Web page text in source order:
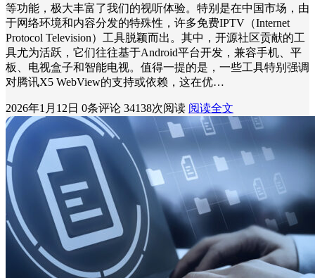
等功能，极大丰富了我们的视听体验。特别是在中国市场，由
于网络环境和内容分发的特殊性，许多免费IPTV（Internet
Protocol Television）工具脱颖而出。其中，开源社区贡献的工
具尤为活跃，它们往往基于Android平台开发，兼容手机、平
板、电视盒子和智能电视。值得一提的是，一些工具特别强调
对腾讯X5 WebView的支持或依赖，这在优…
2026年1月12日 0条评论 34138次阅读 阅读全文